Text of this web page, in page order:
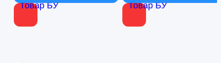
Товар БУ Товар БУ